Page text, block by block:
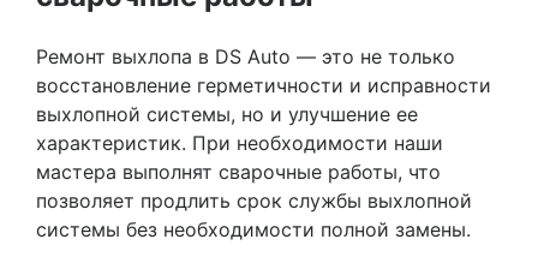
Ремонт выхлопа в DS Auto — это не только
восстановление герметичности и исправности
выхлопной системы, но и улучшение ее
характеристик. При необходимости наши
мастера выполнят сварочные работы, что
позволяет продлить срок службы выхлопной
системы без необходимости полной замены.